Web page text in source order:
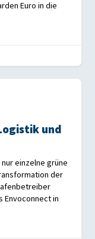
Euro in die
und
einzelne grüne
der
Envoconnect in